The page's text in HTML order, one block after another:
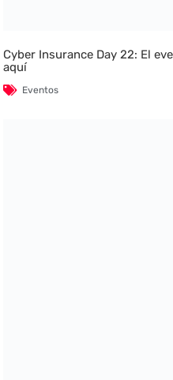
Cyber Insurance Day 22: El
aquí
Eventos